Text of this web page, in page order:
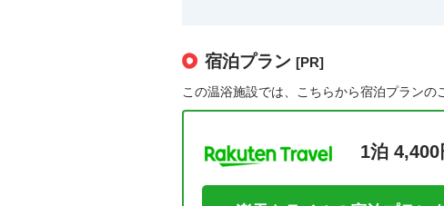
宿泊プラン [PR]
この温浴施設では、こちらから宿泊プランの
1泊 4,400